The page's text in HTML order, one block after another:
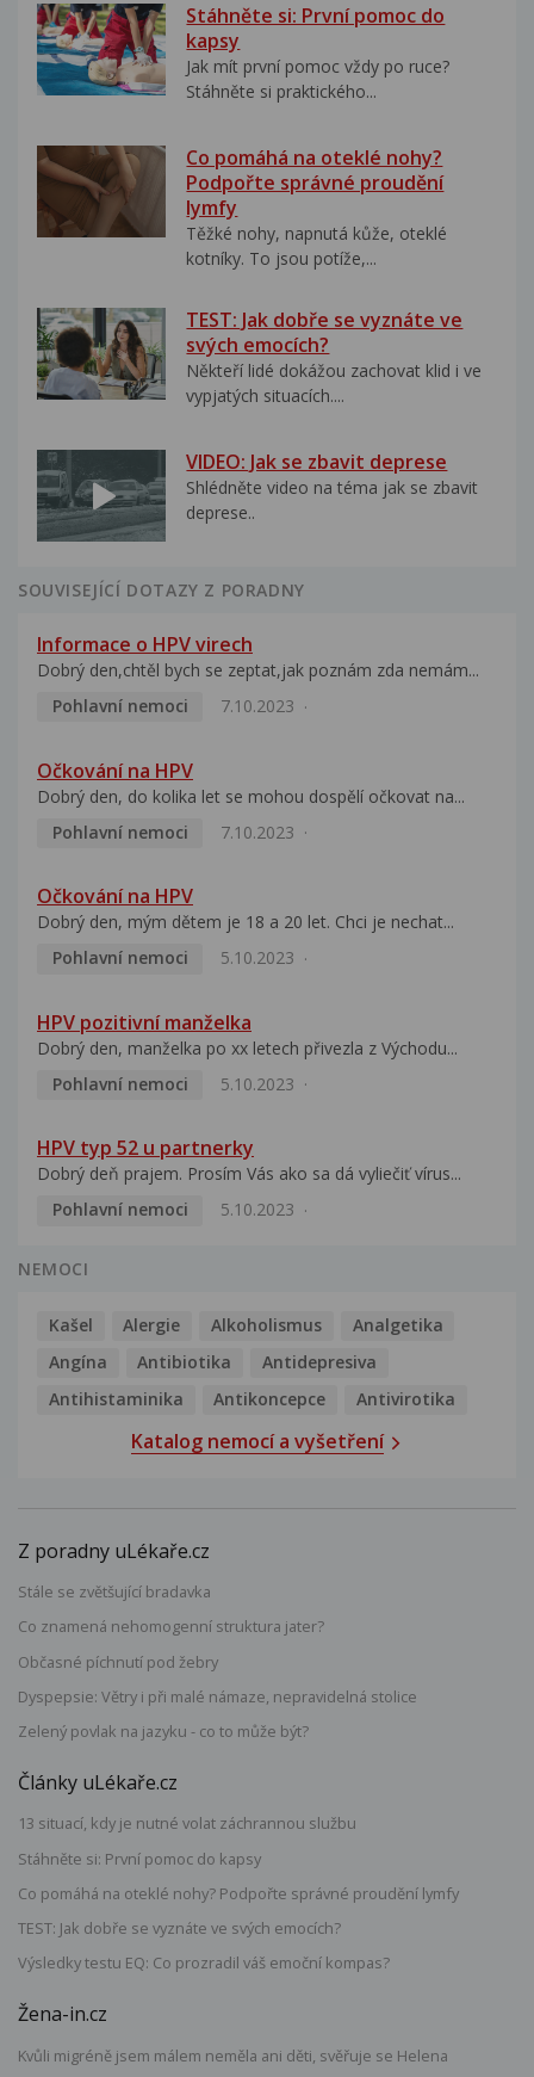
Stáhněte si: První pomoc do
kapsy
Jak mít první pomoc vždy po ruce?
Stáhněte si praktického...
Co pomáhá na oteklé nohy?
Podpořte správné proudění
lymfy
Těžké nohy, napnutá kůže, oteklé
kotníky. To jsou potíže,...
TEST: Jak dobře se vyznáte ve
svých emocích?
Někteří lidé dokážou zachovat klid i ve
vypjatých situacích....
VIDEO: Jak se zbavit deprese
Shlédněte video na téma jak se zbavit
deprese..
SOUVISEJÍCÍ DOTAZY Z PORADNY
Informace o HPV virech
Dobrý den,chtěl bych se zeptat,jak poznám zda nemám...
Pohlavní nemoci
7.10.2023
Očkování na HPV
Dobrý den, do kolika let se mohou dospělí očkovat na...
Pohlavní nemoci
7.10.2023
Očkování na HPV
Dobrý den, mým dětem je 18 a 20 let. Chci je nechat...
Pohlavní nemoci
5.10.2023
HPV pozitivní manželka
Dobrý den, manželka po xx letech přivezla z Východu...
Pohlavní nemoci
5.10.2023
HPV typ 52 u partnerky
Dobrý deň prajem. Prosím Vás ako sa dá vyliečiť vírus...
Pohlavní nemoci
5.10.2023
NEMOCI
Kašel Alergie Alkoholismus
Analgetika
Angína
Antibiotika
Antidepresiva
Antihistaminika
Antikoncepce Antivirotika
Katalog nemocí a vyšetření
Z poradny uLékaře.cz
Stále se zvětšující bradavka
Co znamená nehomogenní struktura jater?
Občasné píchnutí pod žebry
Dyspepsie: Větry i při malé námaze, nepravidelná stolice
Zelený povlak na jazyku - co to může být?
Články uLékaře.cz
13 situací, kdy je nutné volat záchrannou službu
Stáhněte si: První pomoc do kapsy
Co pomáhá na oteklé nohy? Podpořte správné proudění lymfy
TEST: Jak dobře se vyznáte ve svých emocích?
Výsledky testu EQ: Co prozradil váš emoční kompas?
Žena-in.cz
Kvůli migréně jsem málem neměla ani děti, svěřuje se Helena